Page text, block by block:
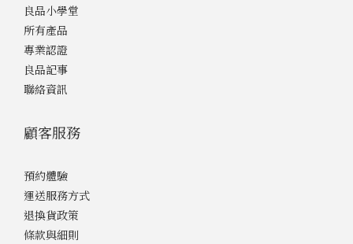
良品小學堂
所有產品
專業認證
良品記事
聯絡資訊
顧客服務
預約體驗
運送服務方式
退換貨政策
條款與細則